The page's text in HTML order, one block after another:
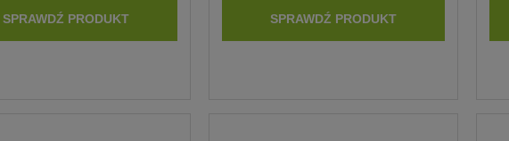
SPRAWDŹ PRODUKT SPRAWDŹ PRODUKT